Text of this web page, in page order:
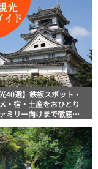
40選】鉄板スポット・
・宿・土産をおひとり
ミリー向けまで徹底解